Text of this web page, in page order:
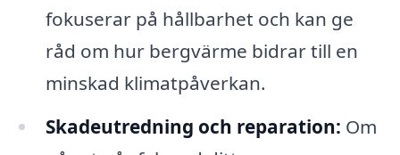
fokuserar på hållbarhet och kan ge
råd om hur bergvärme bidrar till en
minskad klimatpåverkan.
Skadeutredning och reparation: Om